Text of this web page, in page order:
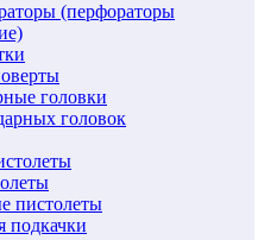
(перфораторы
головки
головок
пистолеты
подкачки